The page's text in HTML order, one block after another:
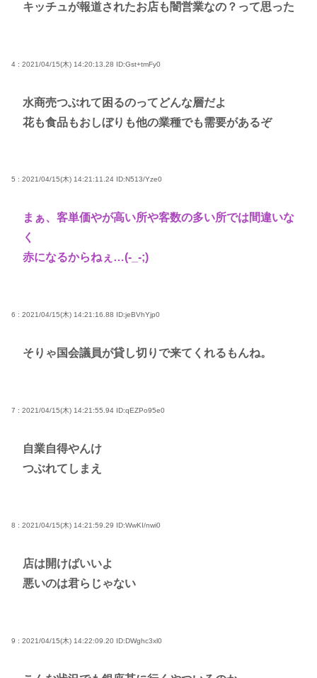
キッチュが報道されたお店も闇営業なの？って思った
4 : 2021/04/15(木) 14:20:13.28 ID:Gst+tmFy0
水商売つぶれて困るのってどんな層だよ
花も食品もおしぼりも他の業種でも需要があるぞ
5 : 2021/04/15(木) 14:21:11.24 ID:N513/Yze0
まぁ、客単価やが高い所や客数の多い所では間違いな
く
赤になるからねぇ…(-_-;)
6 : 2021/04/15(木) 14:21:16.88 ID:jeBVhYjp0
そりゃ国会議員が貸し切りで来てくれるもんね。
7 : 2021/04/15(木) 14:21:55.94 ID:qEZPo95e0
自業自得やんけ
つぶれてしまえ
8 : 2021/04/15(木) 14:21:59.29 ID:WwKI/nwi0
店は開けばいいよ
悪いのは君らじゃない
9 : 2021/04/15(木) 14:22:09.20 ID:DWghc3xl0